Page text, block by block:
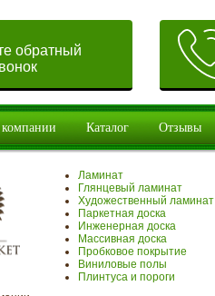
обратный
Каталог Отзывы
Ламинат
Глянцевый ламинат
Художественный ламинат
Паркетная доска
Инженерная доска
Массивная доска
Пробковое покрытие
Виниловые полы
Плинтуса и пороги